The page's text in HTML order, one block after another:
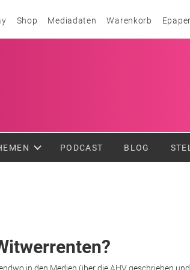
Shop Mediadaten Warenkorb Epaper
PODCAST BLOG